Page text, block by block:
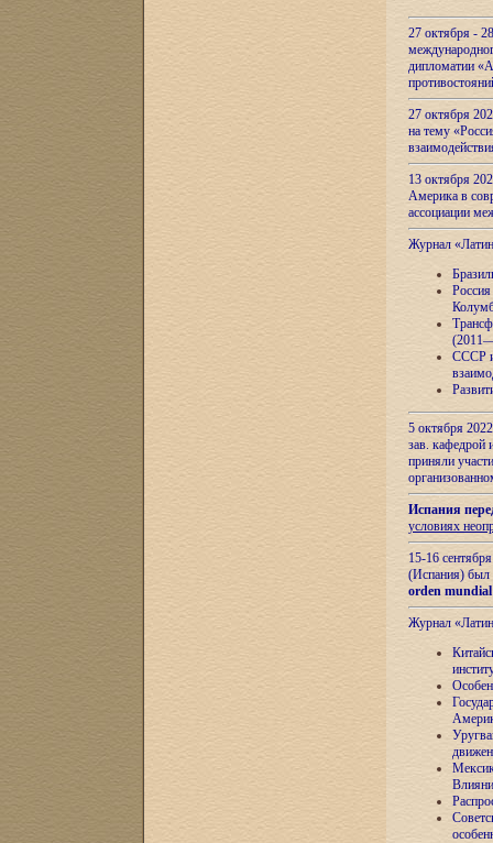
27 октября -
дипломатии
27 октября
на тему
13 октября
Америка в
ассоциации
Журнал
СССР и
5 октября
зав.
приняли
Испания
условиях
15-16
(Испания) был
orden
Журнал